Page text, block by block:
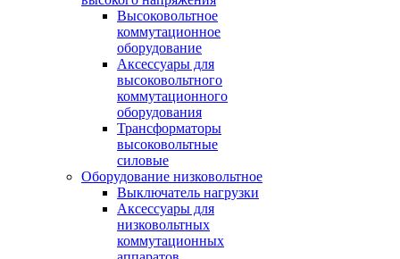
Высоковольтное
коммутационное
оборудование
Аксессуары для
высоковольтного
коммутационного
оборудования
Трансформаторы
высоковольтные
силовые
Оборудование низковольтное
Выключатель нагрузки
Аксессуары для
низковольтных
коммутационных